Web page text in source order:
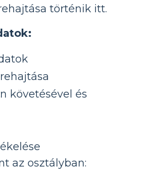
történik itt.
követésével és
az osztályban: